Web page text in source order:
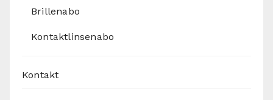
Brillenabo
Kontaktlinsenabo
Kontakt